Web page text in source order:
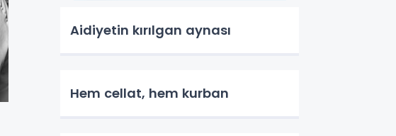
Aidiyetin kırılgan aynası
Hem cellat, hem kurban